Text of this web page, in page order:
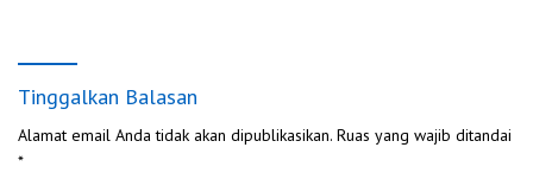
Tinggalkan Balasan
Alamat email Anda tidak akan dipublikasikan. Ruas yang wajib ditandai
*